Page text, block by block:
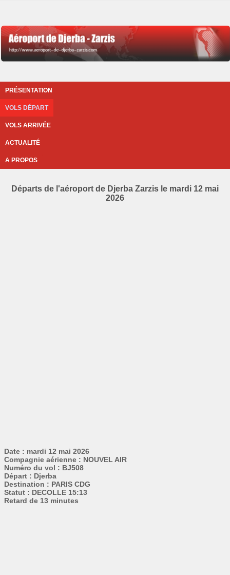
PRÉSENTATION
VOLS DÉPART
VOLS ARRIVÉE
ACTUALITÉ
A PROPOS
Départs de l'aéroport de Djerba Zarzis le mardi 12 mai
2026
Date : mardi 12 mai 2026
Compagnie aérienne : NOUVEL AIR
Numéro du vol : BJ508
Départ : Djerba
Destination : PARIS CDG
Statut : DECOLLE 15:13
Retard de 13 minutes